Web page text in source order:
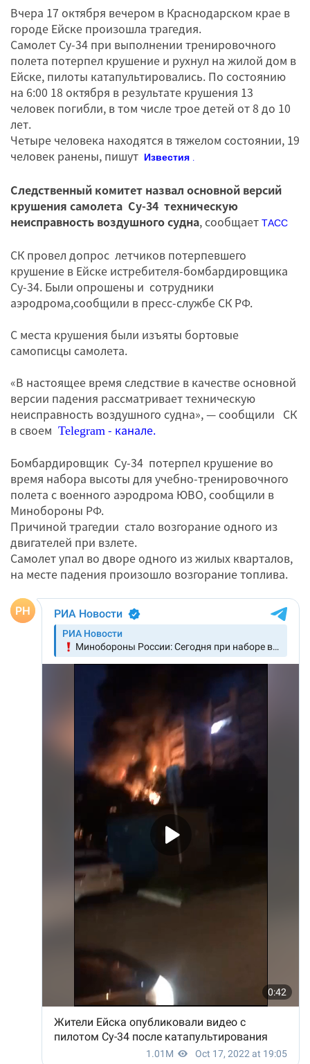
Вчера 17 октября вечером в Краснодарском крае в
городе Ейске произошла трагедия.
Самолет Су-34 при выполнении тренировочного
полета потерпел крушение и рухнул на жилой дом в
Ейске, пилоты катапультировались. По состоянию
на 6:00 18 октября в результате крушения 13
человек погибли, в том числе трое детей от 8 до 10
лет.
Четыре человека находятся в тяжелом состоянии, 19
человек ранены, пишут Известия .
Следственный комитет назвал основной версий
крушения самолета Су-34 техническую
неисправность воздушного судна, сообщает ТАСС
СК провел допрос летчиков потерпевшего
крушение в Ейске истребителя-бомбардировщика
Су-34. Были опрошены и сотрудники
аэродрома,сообщили в пресс-службе СК РФ.
С места крушения были изъяты бортовые
самописцы самолета.
«В настоящее время следствие в качестве основной
версии падения рассматривает техническую
неисправность воздушного судна», — сообщили СК
в своем Telegram - канале.
Бомбардировщик Су-34 потерпел крушение во
время набора высоты для учебно-тренировочного
полета с военного аэродрома ЮВО, сообщили в
Минобороны РФ.
Причиной трагедии стало возгорание одного из
двигателей при взлете.
Самолет упал во дворе одного из жилых кварталов,
на месте падения произошло возгорание топлива.